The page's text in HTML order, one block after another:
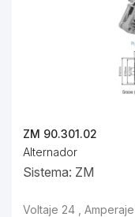
ZM 90.301.02
Alternador
Sistema: ZM
Voltaje 24 ,